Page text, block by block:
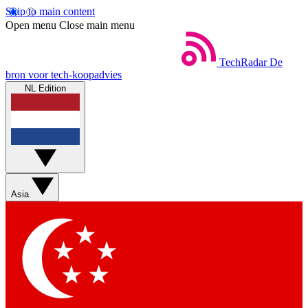
Skip to main content
Open menu Close main menu
TechRadar De
bron voor tech-koopadvies
NL Edition
Asia